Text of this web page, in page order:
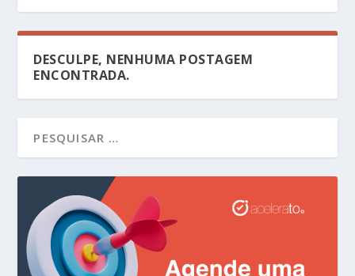
DESCULPE, NENHUMA POSTAGEM
ENCONTRADA.